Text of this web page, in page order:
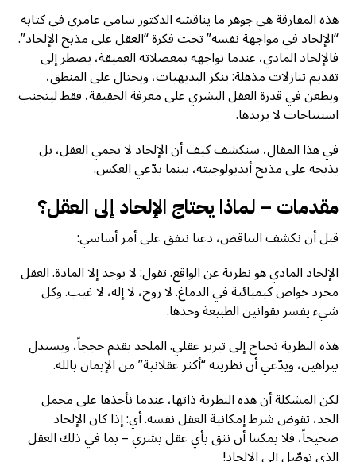
هذه المفارقة هي جوهر ما يناقشه الدكتور سامي عامري في كتابه
“الإلحاد في مواجهة نفسه” تحت فكرة “العقل على مذبح الإلحاد”.
فالإلحاد المادي، عندما نواجهه بمعضلاته العميقة، يضطر إلى
تقديم تنازلات مذهلة: ينكر البديهيات، ويحتال على المنطق،
ويطعن في قدرة العقل البشري على معرفة الحقيقة، فقط ليتجنب
استنتاجات لا يريدها.
في هذا المقال، سنكشف كيف أن الإلحاد لا يحمي العقل، بل
يذبحه على مذبح أيديولوجيته، بينما يدّعي العكس.
مقدمات – لماذا يحتاج الإلحاد إلى العقل؟
قبل أن نكشف التناقض، دعنا نتفق على أمر أساسي:
الإلحاد المادي هو نظرية عن الواقع. تقول: لا يوجد إلا المادة. العقل
مجرد خواص كيميائية في الدماغ. لا روح، لا إله، لا غيب. وكل
شيء يفسر بقوانين الطبيعة وحدها.
هذه النظرية تحتاج إلى تبرير عقلي. الملحد يقدم حججاً، ويستدل
ببراهين، ويدّعي أن نظريته “أكثر عقلانية” من الإيمان بالله.
لكن المشكلة أن هذه النظرية ذاتها، عندما نأخذها على محمل
الجد، تقوض شرط إمكانية العقل نفسه. أي: إذا كان الإلحاد
صحيحاً، فلا يمكننا أن نثق بأي عقل بشري – بما في ذلك العقل